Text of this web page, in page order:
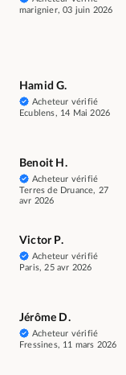
marignier, 03 juin 2026
Hamid G.
Acheteur vérifié
Ecublens, 14 Mai 2026
Benoit H.
Acheteur vérifié
Terres de Druance, 27
avr 2026
Victor P.
Acheteur vérifié
Paris, 25 avr 2026
Jérôme D.
Acheteur vérifié
Fressines, 11 mars 2026